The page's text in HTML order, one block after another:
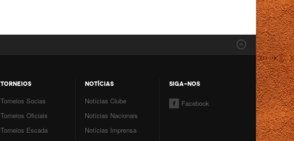
TORNEIOS
Torneios Socias
Torneios Oficiais
Torneios Escada
NOTÍCIAS
Notícias Clube
Notícias Nacionais
Notícias Imprensa
SIGA-NOS
Facebook